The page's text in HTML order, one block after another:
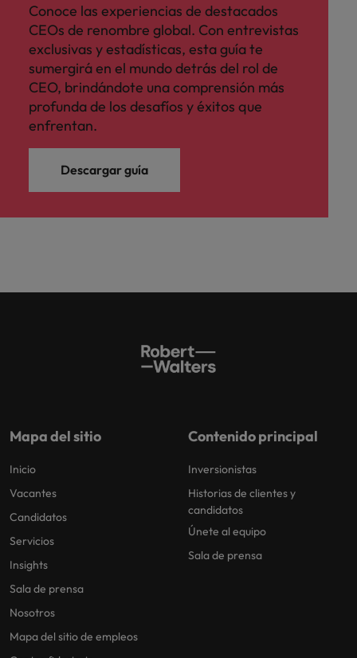
Conoce las experiencias de destacados
CEOs de renombre global. Con entrevistas
exclusivas y estadísticas, esta guía te
sumergirá en el mundo detrás del rol de
CEO, brindándote una comprensión más
profunda de los desafíos y éxitos que
enfrentan.
Descargar guía
Mapa del sitio
Inicio
Vacantes
Candidatos
Servicios
Insights
Sala de prensa
Nosotros
Mapa del sitio de empleos
Contenido principal
Inversionistas
Historias de clientes y
candidatos
Únete al equipo
Sala de prensa